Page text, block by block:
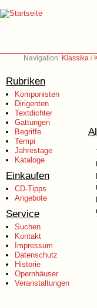
Navigation: Klassika /
Rubriken
Komponisten
Dirigenten
Textdichter
Gattungen
Begriffe
Tempi
Jahrestage
Kataloge
Einkaufen
CD-Tipps
Angebote
Service
Suchen
Kontakt
Impressum
Datenschutz
Historie
Opernhäuser
Veranstaltungen